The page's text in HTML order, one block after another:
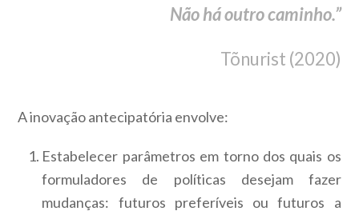
Não há outro caminho.”
Tõnurist (2020)
A inovação antecipatória envolve:
Estabelecer parâmetros em torno dos quais os
formuladores de políticas desejam fazer
mudanças: futuros preferíveis ou futuros a